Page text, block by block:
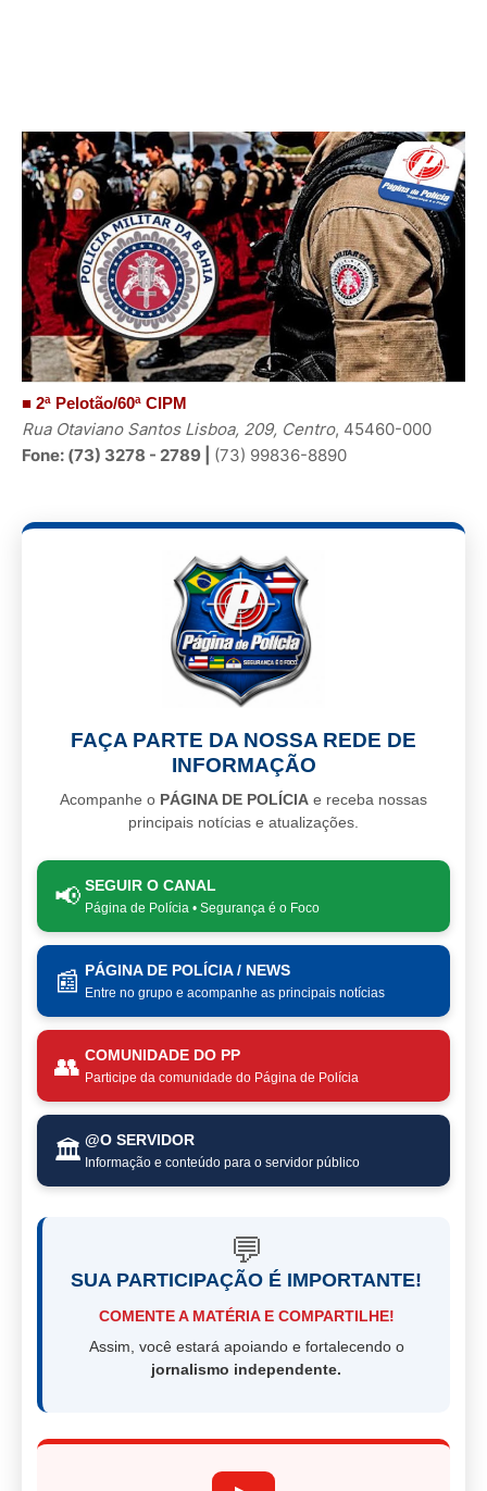
■ 2ª Pelotão/60ª CIPM
Rua Otaviano Santos Lisboa, 209, Centro, 45460-000
Fone: (73) 3278 - 2789 | (73) 99836-8890
FAÇA PARTE DA NOSSA REDE DE
INFORMAÇÃO
Acompanhe o PÁGINA DE POLÍCIA e receba nossas
principais notícias e atualizações.
📢 SEGUIR O CANAL
Página de Polícia • Segurança é o Foco
📰 PÁGINA DE POLÍCIA / NEWS
Entre no grupo e acompanhe as principais notícias
👥 COMUNIDADE DO PP
Participe da comunidade do Página de Polícia
🏛️ @O SERVIDOR
Informação e conteúdo para o servidor público
💬
SUA PARTICIPAÇÃO É IMPORTANTE!
COMENTE A MATÉRIA E COMPARTILHE!
Assim, você estará apoiando e fortalecendo o
jornalismo independente.